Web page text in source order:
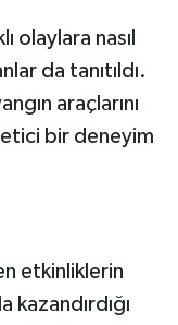
olaylara nasıl
da tanıtıldı.
araçlarını
bir deneyim
etkinliklerin